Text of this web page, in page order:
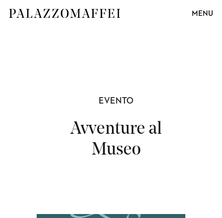
MENU
EVENTO
Avventure al
Museo